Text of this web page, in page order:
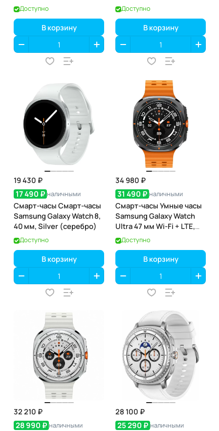
Доступно
В корзину
Доступно
В корзину
19 430 ₽
17 490 ₽ наличными
Смарт-часы Смарт-часы
Samsung Galaxy Watch 8,
40 мм, Silver (серебро)
Доступно
В корзину
34 980 ₽
31 490 ₽ наличными
Смарт-часы Умные часы
Samsung Galaxy Watch
Ultra 47 мм Wi-Fi + LTE,
Серый титан, Ремешок
Оранжевый
Доступно
В корзину
32 210 ₽
28 990 ₽ наличными
28 100 ₽
25 290 ₽ наличными